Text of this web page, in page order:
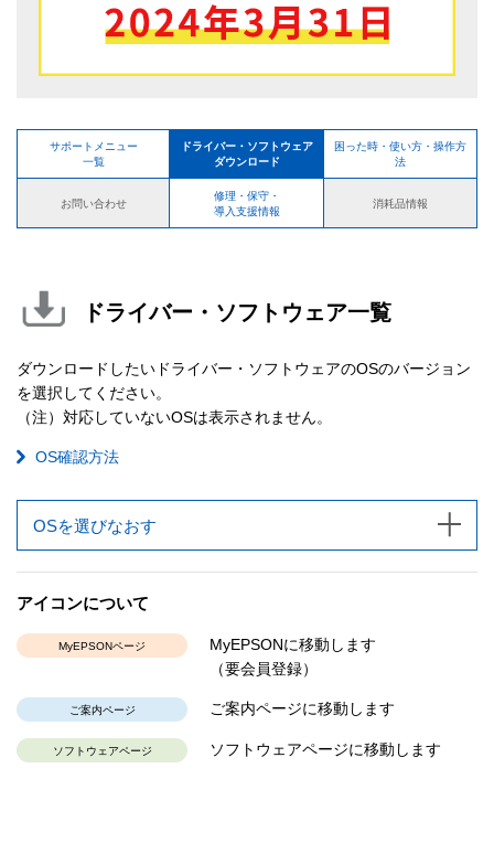
サポートメニュー
一覧
ドライバー・ソフトウェア
ダウンロード
困った時・使い方・操作方
法
お問い合わせ
修理・保守・
導入支援情報
消耗品情報
ドライバー・ソフトウェア一覧
ダウンロードしたいドライバー・ソフトウェアのOSのバージョン
を選択してください。
（注）対応していないOSは表示されません。
OS確認方法
OSを選びなおす
アイコンについて
MyEPSONページ
MyEPSONに移動します
（要会員登録）
ご案内ページ ご案内ページに移動します
ソフトウェアページ ソフトウェアページに移動します